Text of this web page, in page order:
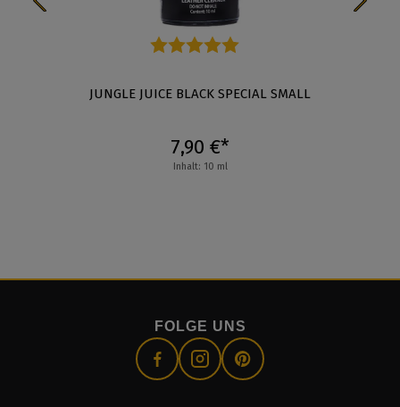
JUNGLE JUICE BLACK SPECIAL SMALL
7,90 €*
Inhalt: 10 ml
FOLGE UNS